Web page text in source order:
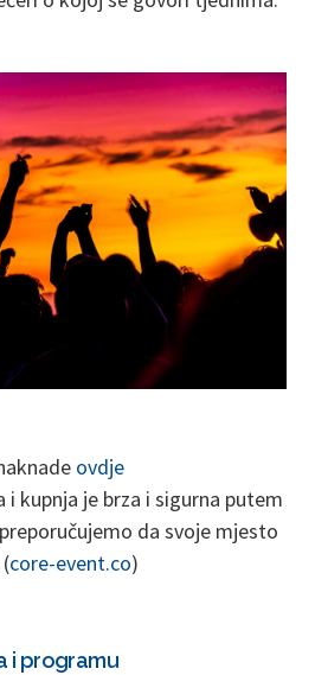
ovdje
i kupnja je brza i sigurna putem
da svoje mjesto
core-event.co)
i programu